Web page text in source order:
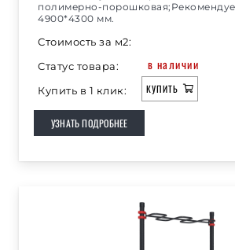
полимерно-
4900*4300 мм.
Стоимость за м2:
Статус товара:
в наличии
Купить в 1 клик: КУПИТЬ
УЗНАТЬ ПОДРОБНЕЕ